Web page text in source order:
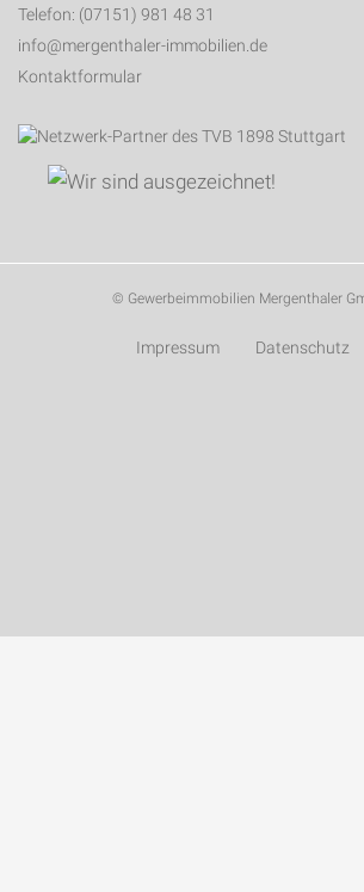
Telefon: (07151) 981 48 31
info@mergenthaler-immobilien.de
Kontaktformular
© Gewerbeimmobilien Mergenthaler
Impressum Datenschutz